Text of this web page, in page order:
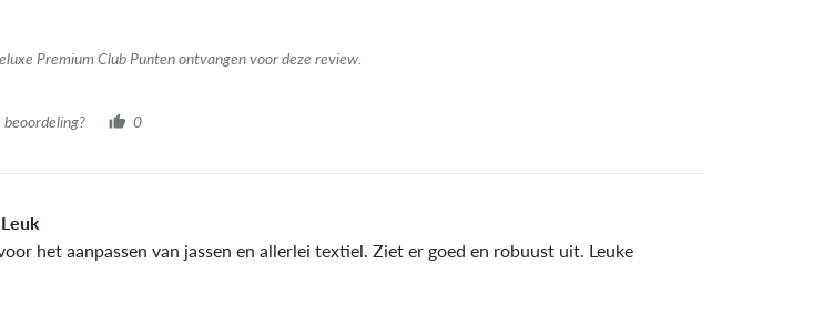
Premium Club Punten ontvangen voor deze review.
beoordeling? 0
Leuk
het aanpassen van jassen en allerlei textiel. Ziet er goed en robuust uit. Leuke